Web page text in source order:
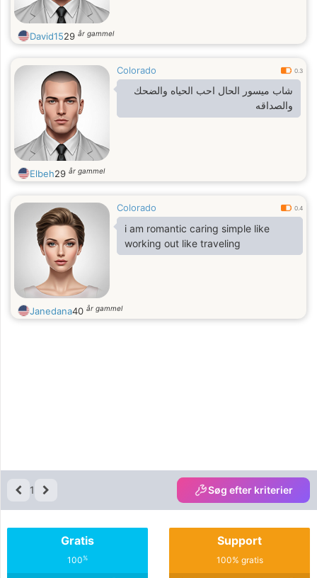
David1529 år gammel
Colorado 0.3
شاب ميسور الحال احب الحياه والضحك
والصداقه
Elbeh29 år gammel
Colorado 0.4
i am romantic caring simple like
working out like traveling
Janedana40 år gammel
1 Søg efter kriterier
Gratis
100%
Support
100% gratis